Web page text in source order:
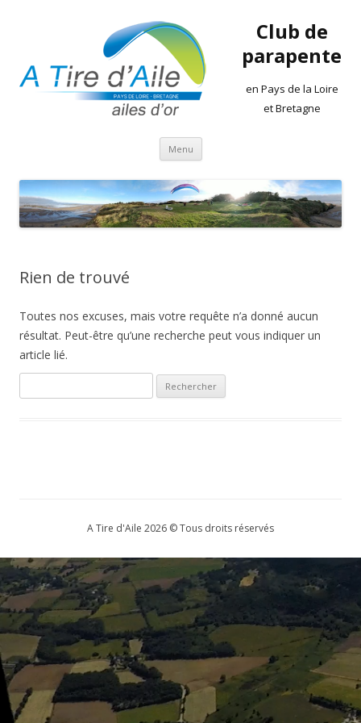
Club de
parapente
en Pays de la Loire
et Bretagne
Menu Aller
contenu
Rien de trouvé
Toutes nos excuses, mais votre requête n’a donné aucun
résultat. Peut-être qu’une recherche peut vous indiquer un
article lié.
A Tire d'Aile 2026 © Tous droits réservés